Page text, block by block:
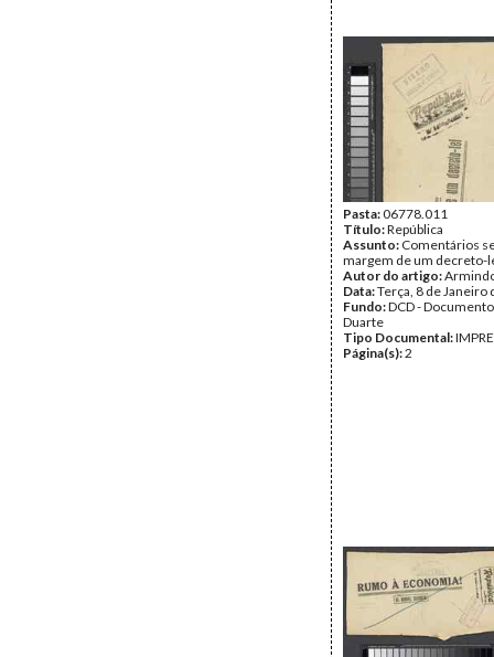
Pasta:06778.011
Título:República
Assunto: Comentários
margem de um decreto-
Autor do artigo:
Data:Terça, 8 de Janeiro
Fundo:DCD -
Duarte
Tipo Documental:
Página(s):2